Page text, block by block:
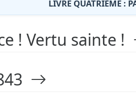
LIVRE QUATRIÈME :
! Vertu sainte !